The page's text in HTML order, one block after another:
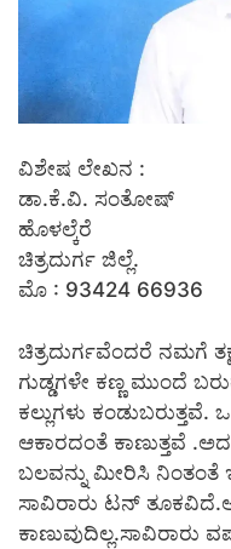
ವಿಶೇಷ ಲೇಖನ :
ಡಾ.ಕೆ.ವಿ. ಸಂತೋಷ್
ಹೊಳಲ್ಕೆರೆ
ಚಿತ್ರದುರ್ಗ ಜಿಲ್ಲೆ.
ಮೊ : 93424 66936
ಚಿತ್ರದುರ್ಗವೆಂದರೆ ನಮಗೆ
ಗುಡ್ಡಗಳೇ ಕಣ್ಣ ಮುಂದೆ
ಕಲ್ಲುಗಳು
ಆಕಾರದಂತೆ ಕಾಣುತ್ತವೆ
ಬಲವನ್ನು ಮೀರಿಸಿ ನಿಂತಂತೆ
ಸಾವಿರಾರು ಟನ್
ಕಾಣುವುದಿಲ್ಲ.ಸಾವಿರಾರು